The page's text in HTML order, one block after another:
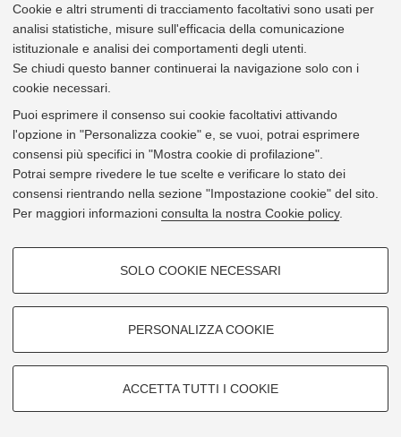
Cookie e altri strumenti di tracciamento facoltativi sono usati per
analisi statistiche, misure sull'efficacia della comunicazione
istituzionale e analisi dei comportamenti degli utenti.
Se chiudi questo banner continuerai la navigazione solo con i
cookie necessari.
Puoi esprimere il consenso sui cookie facoltativi attivando
l'opzione in "Personalizza cookie" e, se vuoi, potrai esprimere
consensi più specifici in "Mostra cookie di profilazione".
Potrai sempre rivedere le tue scelte e verificare lo stato dei
consensi rientrando nella sezione "Impostazione cookie" del sito.
Per maggiori informazioni consulta la nostra Cookie policy.
COOKIE DI PROFILAZIONE -
Si tratta di cookie utilizzati per analizzare le caratteristiche della
navigazione degli utenti, creare profili in base al loro comportamento sul
Mostra cookie di profilazione
COOKIE TECNICI - NECESSARI
SOLO COOKIE NECESSARI
PERSONALIZZA COOKIE
ACCETTA TUTTI I COOKIE
© 2026 - Università di Bologna -Privacy|Impostazioni Cookie